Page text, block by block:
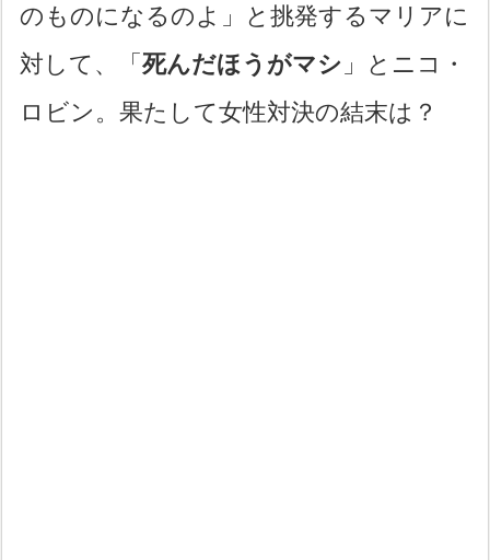
のものになるのよ」と挑発するマリアに
対して、「死んだほうがマシ 」とニコ・
ロビン。果たして女性対決の結末は？